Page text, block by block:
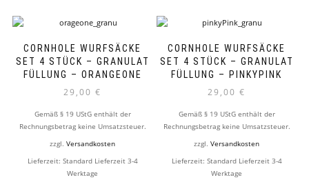
CORNHOLE WURFSÄCKE
SET 4 STÜCK – GRANULAT
FÜLLUNG – ORANGEONE
29,00 €
Gemäß § 19 UStG enthält der
Rechnungsbetrag keine Umsatzsteuer.
zzgl. Versandkosten
Lieferzeit: Standard Lieferzeit 3-4
Werktage
CORNHOLE WURFSÄCKE
SET 4 STÜCK – GRANULAT
FÜLLUNG – PINKYPINK
29,00 €
Gemäß § 19 UStG enthält der
Rechnungsbetrag keine Umsatzsteuer.
zzgl. Versandkosten
Lieferzeit: Standard Lieferzeit 3-4
Werktage